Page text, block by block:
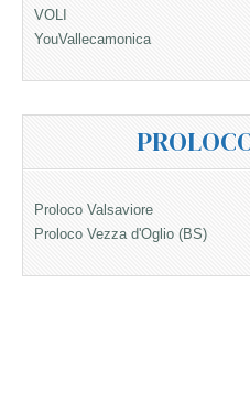
VOLI
YouVallecamonica
Proloco Valsaviore
Proloco Vezza d'Oglio (BS)